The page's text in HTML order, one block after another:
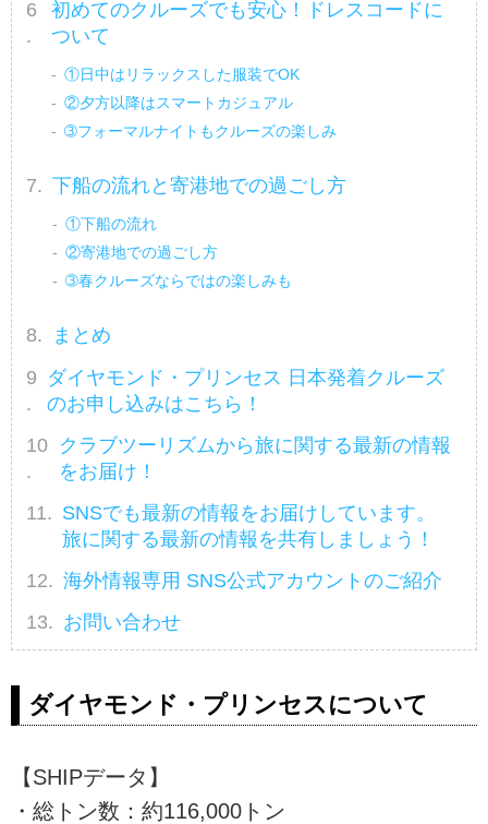
初めてのクルーズでも安心！ドレスコードに
ついて
①日中はリラックスした服装でOK
②夕方以降はスマートカジュアル
➂フォーマルナイトもクルーズの楽しみ
下船の流れと寄港地での過ごし方
①下船の流れ
②寄港地での過ごし方
➂春クルーズならではの楽しみも
まとめ
ダイヤモンド・プリンセス 日本発着クルーズ
のお申し込みはこちら！
クラブツーリズムから旅に関する最新の情報
をお届け！
SNSでも最新の情報をお届けしています。
旅に関する最新の情報を共有しましょう！
海外情報専用 SNS公式アカウントのご紹介
お問い合わせ
ダイヤモンド・プリンセスについて
【SHIPデータ】
・総トン数：約116,000トン